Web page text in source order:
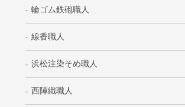
輪ゴム鉄砲職人
線香職人
浜松注染そめ職人
西陣織職人